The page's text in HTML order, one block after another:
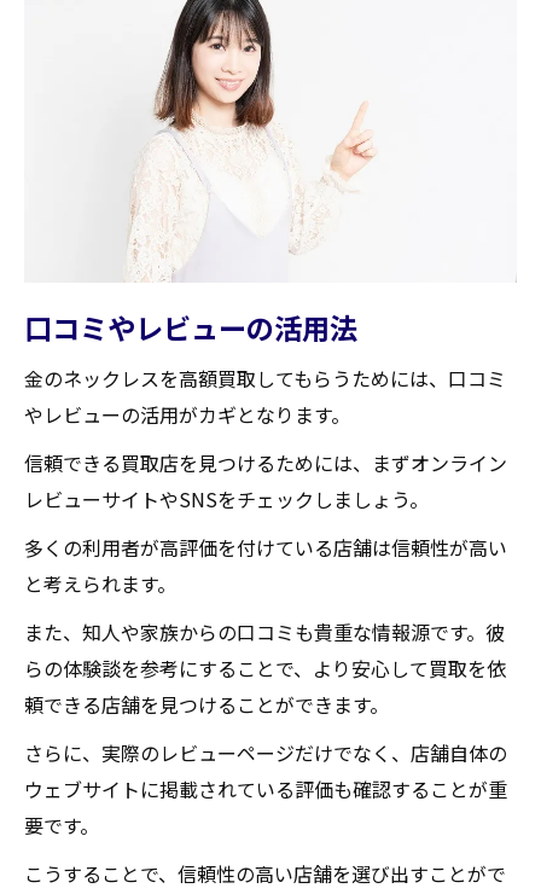
口コミやレビューの活用法
金のネックレスを高額買取してもらうためには、口コミ
やレビューの活用がカギとなります。
信頼できる買取店を見つけるためには、まずオンライン
レビューサイトやSNSをチェックしましょう。
多くの利用者が高評価を付けている店舗は信頼性が高い
と考えられます。
また、知人や家族からの口コミも貴重な情報源です。彼
らの体験談を参考にすることで、より安心して買取を依
頼できる店舗を見つけることができます。
さらに、実際のレビューページだけでなく、店舗自体の
ウェブサイトに掲載されている評価も確認することが重
要です。
こうすることで、信頼性の高い店舗を選び出すことがで